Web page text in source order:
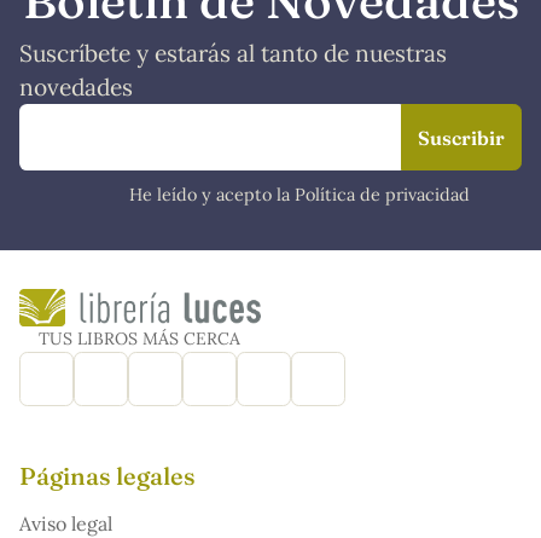
Suscríbete y estarás al tanto de nuestras
novedades
He leído y acepto la Política de privacidad
TUS LIBROS MÁS CERCA
Páginas legales
Aviso legal